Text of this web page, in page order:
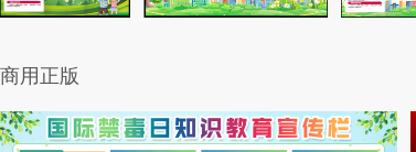
商用正版